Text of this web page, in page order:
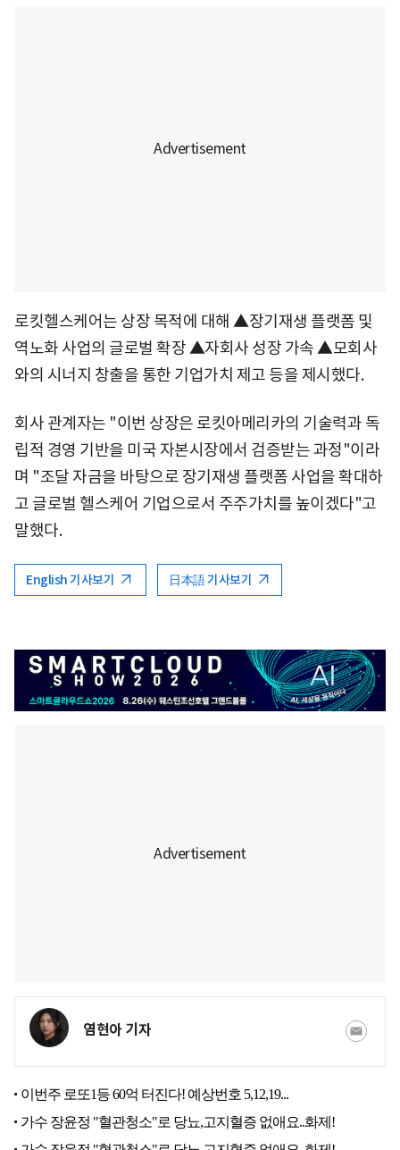
로킷헬스케어는 상장 목적에 대해 ▲장기재생 플랫폼 및
역노화 사업의 글로벌 확장 ▲자회사 성장 가속 ▲모회사
와의 시너지 창출을 통한 기업가치 제고 등을 제시했다.
회사 관계자는 "이번 상장은 로킷아메리카의 기술력과 독
립적 경영 기반을 미국 자본시장에서 검증받는 과정"이라
며 "조달 자금을 바탕으로 장기재생 플랫폼 사업을 확대하
고 글로벌 헬스케어 기업으로서 주주가치를 높이겠다"고
말했다.
English 기사보기 日本語 기사보기
염현아 기자